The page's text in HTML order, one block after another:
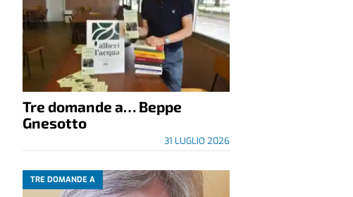
Tre domande a… Beppe
Gnesotto
31 LUGLIO 2026
TRE DOMANDE A